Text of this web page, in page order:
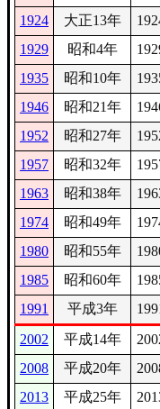
1924
大正13年
1929
昭和4年
1935
昭和10年
1946
昭和21年
1952
昭和27年
1957
昭和32年
1963
昭和38年
1974
昭和49年
1980
昭和55年
1985
昭和60年
1991
平成3年
2002
平成14年
2008
平成20年
2013
平成25年